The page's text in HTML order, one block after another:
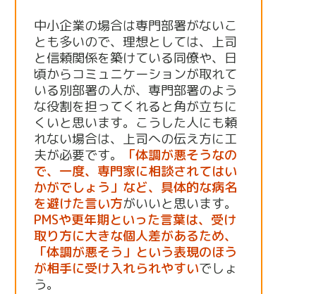
中小企業の場合は専門部署がないこ
とも多いので、理想としては、上司
と信頼関係を築けている同僚や、日
頃からコミュニケーションが取れて
いる別部署の人が、専門部署のよう
な役割を担ってくれると角が立ちに
くいと思います。こうした人にも頼
れない場合は、上司への伝え方に工
夫が必要です。
「体調が悪そうなの
で、一度、専門家に相談されてはい
かがでしょう」など、具体的な病名
を避けた言い方がいいと思います。
PMSや更年期といった言葉は、受け
取り方に大きな個人差があるため、
「体調が悪そう」という表現のほう
が相手に受け入れられやすいでしょ
う。